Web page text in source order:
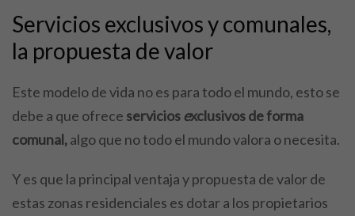
Servicios exclusivos y comunales,
la propuesta de valor
Este modelo de vida no es para todo el mundo, esto se
debe a que ofrece servicios exclusivos de forma
comunal,algo que no todo el mundo valora o necesita.
Y es que la principal ventaja y propuesta de valor de
estas zonas residenciales es dotar a los propietarios